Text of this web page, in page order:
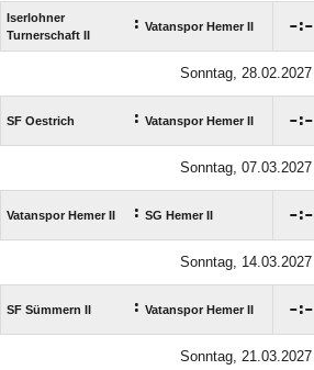
Iserlohner
Turnerschaft II
: Vatanspor Hemer II :
Sonntag, 28.02.2027
SF Oestrich : Vatanspor Hemer II :
Sonntag, 07.03.2027
Vatanspor Hemer II : SG Hemer II :
Sonntag, 14.03.2027
SF Sümmern II : Vatanspor Hemer II :
Sonntag, 21.03.2027